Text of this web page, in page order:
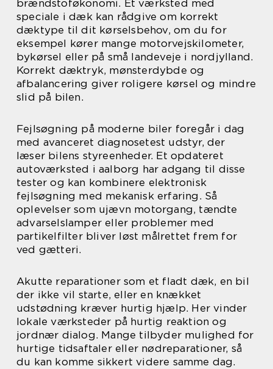
brændstoføkonomi. Et værksted med
speciale i dæk kan rådgive om korrekt
dæktype til dit kørselsbehov, om du for
eksempel kører mange motorvejskilometer,
bykørsel eller på små landeveje i nordjylland.
Korrekt dæktryk, mønsterdybde og
afbalancering giver roligere kørsel og mindre
slid på bilen.
Fejlsøgning på moderne biler foregår i dag
med avanceret diagnosetest udstyr, der
læser bilens styreenheder. Et opdateret
autoværksted i aalborg har adgang til disse
tester og kan kombinere elektronisk
fejlsøgning med mekanisk erfaring. Så
oplevelser som ujævn motorgang, tændte
advarselslamper eller problemer med
partikelfilter bliver løst målrettet frem for
ved gætteri.
Akutte reparationer som et fladt dæk, en bil
der ikke vil starte, eller en knækket
udstødning kræver hurtig hjælp. Her vinder
lokale værksteder på hurtig reaktion og
jordnær dialog. Mange tilbyder mulighed for
hurtige tidsaftaler eller nødreparationer, så
du kan komme sikkert videre samme dag.